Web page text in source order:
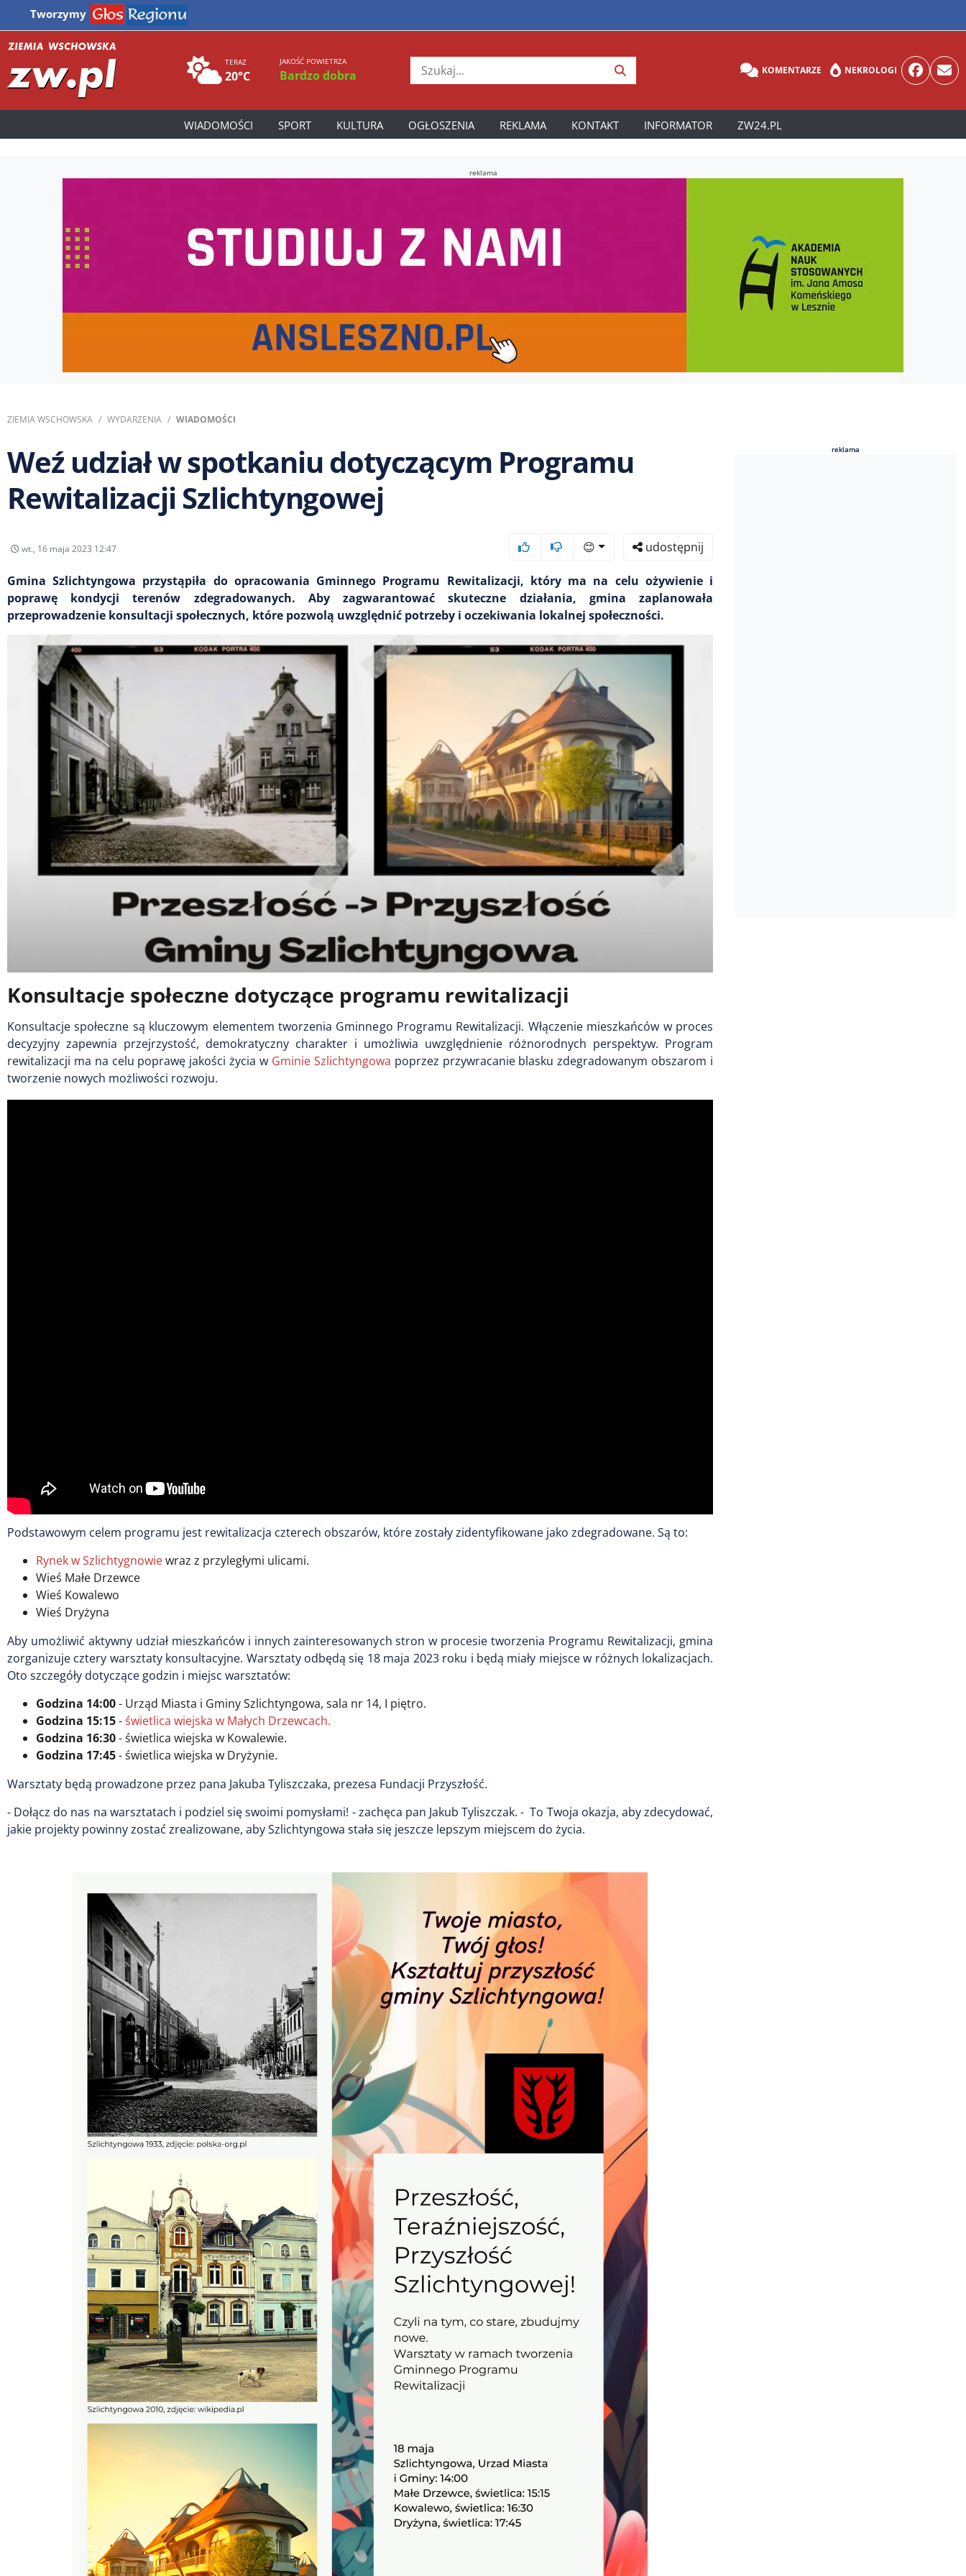
Tworzymy
TERAZ
20°C
JAKOŚĆ POWIETRZA
Bardzo dobra KOMENTARZE NEKROLOGI
WIADOMOŚCI SPORT KULTURA OGŁOSZENIA REKLAMA KONTAKT INFORMATOR ZW24.PL
reklama
ZIEMIA WSCHOWSKA WYDARZENIA WIADOMOŚCI
Weź udział w spotkaniu dotyczącym Programu
Rewitalizacji Szlichtyngowej
wt., 16 maja 2023 12:47 😊 udostępnij
Gmina Szlichtyngowa przystąpiła do opracowania Gminnego Programu Rewitalizacji, który ma na celu ożywienie i
poprawę kondycji terenów zdegradowanych. Aby zagwarantować skuteczne działania, gmina zaplanowała
przeprowadzenie konsultacji społecznych, które pozwolą uwzględnić potrzeby i oczekiwania lokalnej społeczności.
Konsultacje społeczne dotyczące programu rewitalizacji
Konsultacje społeczne są kluczowym elementem tworzenia Gminnego Programu Rewitalizacji. Włączenie mieszkańców w proces
decyzyjny zapewnia przejrzystość, demokratyczny charakter i umożliwia uwzględnienie różnorodnych perspektyw. Program
rewitalizacji ma na celu poprawę jakości życia w Gminie Szlichtyngowa poprzez przywracanie blasku zdegradowanym obszarom i
tworzenie nowych możliwości rozwoju.
Podstawowym celem programu jest rewitalizacja czterech obszarów, które zostały zidentyfikowane jako zdegradowane. Są to:
Rynek w Szlichtygnowiewraz z przyległymi ulicami.
Wieś Małe Drzewce
Wieś Kowalewo
Wieś Dryżyna
Aby umożliwić aktywny udział mieszkańców i innych zainteresowanych stron w procesie tworzenia Programu Rewitalizacji, gmina
zorganizuje cztery warsztaty konsultacyjne. Warsztaty odbędą się 18 maja 2023 roku i będą miały miejsce w różnych lokalizacjach.
Oto szczegóły dotyczące godzin i miejsc warsztatów:
Godzina 14:00- Urząd Miasta i Gminy Szlichtyngowa, sala nr 14, I piętro.
Godzina 15:15-świetlica wiejska w Małych Drzewcach.
Godzina 16:30- świetlica wiejska w Kowalewie.
Godzina 17:45- świetlica wiejska w Dryżynie.
Warsztaty będą prowadzone przez pana Jakuba Tyliszczaka, prezesa Fundacji Przyszłość.
- Dołącz do nas na warsztatach i podziel się swoimi pomysłami! - zachęca pan Jakub Tyliszczak. - To Twoja okazja, aby zdecydować,
jakie projekty powinny zostać zrealizowane, aby Szlichtyngowa stała się jeszcze lepszym miejscem do życia.
reklama
reklama